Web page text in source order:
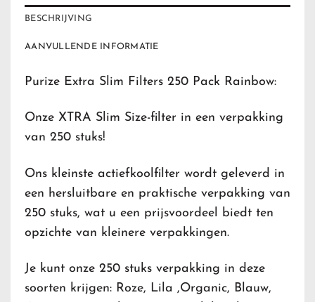
BESCHRIJVING
AANVULLENDE INFORMATIE
Purize Extra Slim Filters 250 Pack Rainbow:
Onze XTRA Slim Size-filter in een verpakking
van 250 stuks!
Ons kleinste actiefkoolfilter wordt geleverd in
een hersluitbare en praktische verpakking van
250 stuks, wat u een prijsvoordeel biedt ten
opzichte van kleinere verpakkingen.
Je kunt onze 250 stuks verpakking in deze
soorten krijgen: Roze, Lila ,Organic, Blauw,